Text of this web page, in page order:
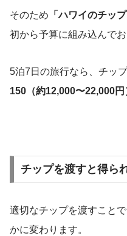
そのため 「ハワイのチッ
初から予算に組み込んで
5泊7日の旅行なら、チッ
150（約12,000〜22,000円
チップを渡すと得ら
適切なチップを渡すこと
かに変わります。